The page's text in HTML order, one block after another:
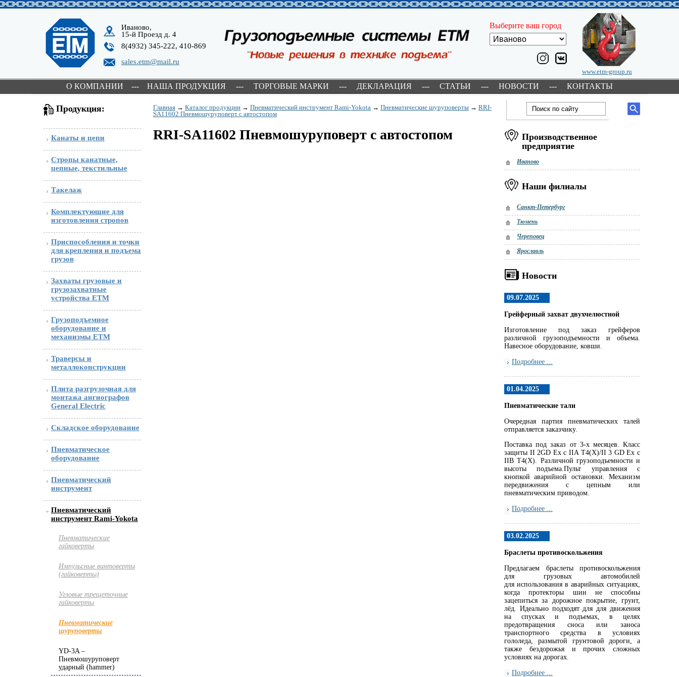
Иваново,
15-й Проезд д. 4
8(4932) 345-222, 410-869
sales.etm@mail.ru
www.etm-group.ru
О КОМПАНИИ --- НАША ПРОДУКЦИЯ --- ТОРГОВЫЕ МАРКИ --- ДЕКЛАРАЦИЯ --- СТАТЬИ --- НОВОСТИ --- КОНТАКТЫ
Выберите ваш город
Продукция:
Канаты и цепи
Стропы канатные,
цепные, текстильные
Такелаж
Комплектующие для
изготовления стропов
Приспособления и точки
для крепления и подъема
грузов
Захваты грузовые и
грузозахватные
устройства ETM
Грузоподъемное
оборудование и
механизмы ETM
Траверсы и
металлоконструкции
Плита разгрузочная для
монтажа ангиографов
General Electric
Складское оборудование
Пневматическое
оборудование
Пневматический
инструмент
Пневматический
инструмент Rami-Yokota
Пневматические
гайковерты
Импульсные винтоверты
(гайковерты)
Угловые трещеточные
гайковерты
Пневматические
шуруповерты
YD-3A –
Пневмошуруповерт
ударный (hammer)
Главная → Каталог продукции → Пневматический инструмент Rami-Yokota → Пневматические шуруповерты → RRI-
SA11602 Пневмошуруповерт с автостопом
RRI-SA11602 Пневмошуруповерт с автостопом
Производственное
предприятие
Иваново
Наши филиалы
Санкт-Петербург
Тюмень
Череповец
Ярославль
Новости
09.07.2025
Грейферный захват двухчелюстной
Изготовление под заказ грейферов
различной грузоподъемности и объема.
Навесное оборудование, ковши.
Подробнее ...
01.04.2025
Пневматические тали
Очередная партия пневматических талей
отправляется заказчику.
Поставка под заказ от 3-х месяцев. Класс
защиты II 2GD Ex c IIA T4(X)/II 3 GD Ex c
IIB T4(X). Различной грузоподъемности и
высоты подъема.Пульт управления с
кнопкой аварийной остановки. Механизм
передвижения с цепным или
пневматическим приводом.
Подробнее ...
03.02.2025
Браслеты противоскольжения
Предлагаем браслеты противоскольжения
для грузовых автомобилей
для использования в аварийных ситуациях,
когда протекторы шин не способны
зацепиться за дорожное покрытие, грунт,
лёд. Идеально подходят для для движения
на спусках и подъемах, в целях
предотвращения сноса или заноса
транспортного средства в условиях
гололеда, размытой грунтовой дороги, а
также бездорожья и прочих сложных
условиях на дорогах.
Подробнее ...